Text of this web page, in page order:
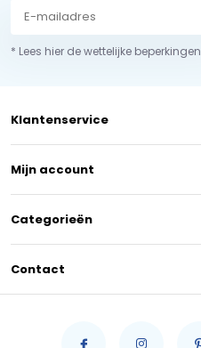
* Lees hier de wettelijke beperkingen
Klantenservice
Mijn account
Categorieën
Contact